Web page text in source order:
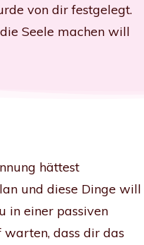
von dir festgelegt.
Seele machen will
hättest
und diese Dinge will
in einer passiven
dass dir das